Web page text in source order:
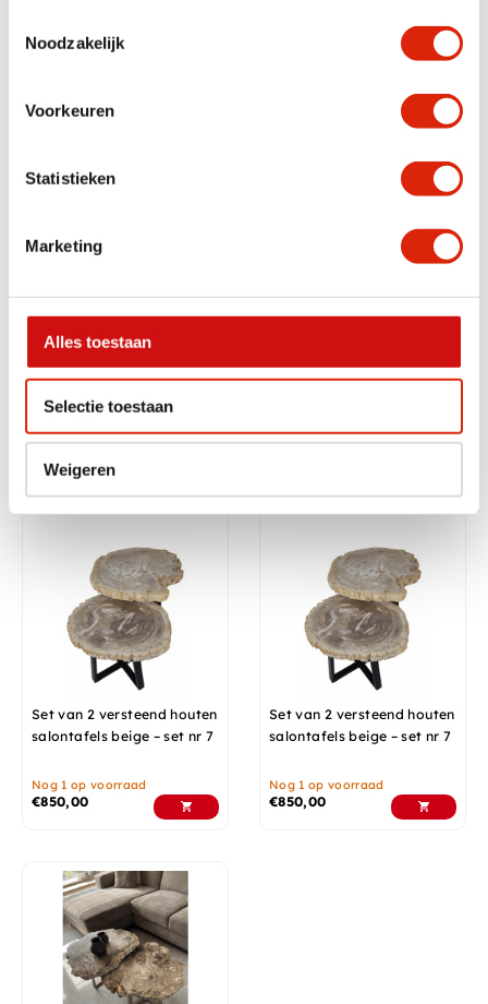
Noodzakelijk
Voorkeuren
Statistieken
Marketing
Alles toestaan
Selectie toestaan
Weigeren
salontafels beige – set nr 4
€625,00
salontafels beige – set nr 5
€850,00
Set van 2 versteend houten
salontafels beige – set nr 7
Nog 1 op voorraad
€850,00
Set van 2 versteend houten
salontafels beige – set nr 7
Nog 1 op voorraad
€850,00